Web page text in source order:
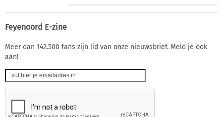
Feyenoord E-zine
Meer dan 142.500 fans zijn lid van onze nieuwsbrief. Meld je ook
aan!